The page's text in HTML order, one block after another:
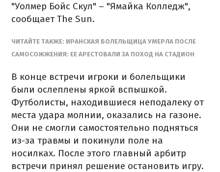
"Уолмер Бойс Скул" – "Ямайка Колледж",
сообщает The Sun.
ЧИТАЙТЕ ТАКЖЕ: ИРАНСКАЯ БОЛЕЛЬЩИЦА УМЕРЛА ПОСЛЕ
САМОСОЖЖЕНИЯ: ЕЕ АРЕСТОВАЛИ ЗА ПОХОД НА СТАДИОН
В конце встречи игроки и болельщики
были ослеплены яркой вспышкой.
Футболисты, находившиеся неподалеку от
места удара молнии, оказались на газоне.
Они не смогли самостоятельно подняться
из-за травмы и покинули поле на
носилках. После этого главный арбитр
встречи принял решение остановить игру.